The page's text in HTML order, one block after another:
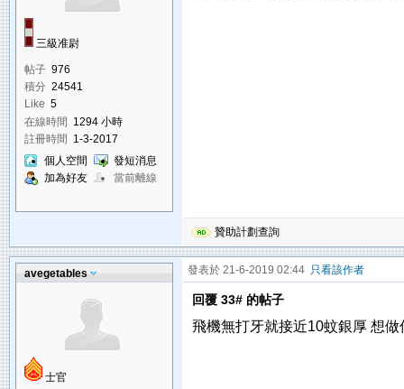
三級准尉
帖子 976
積分 24541
Like 5
在線時間 1294 小時
註冊時間 1-3-2017
個人空間
發短消息
加為好友
當前離線
贊助計劃查詢
avegetables
士官
發表於 21-6-2019 02:44 只看該作者
回覆 33# 的帖子
飛機無打牙就接近10蚊銀厚 想